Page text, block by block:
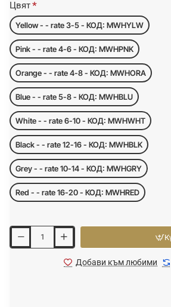
Цвят
Yellow - - rate 3-5 - КОД: MWHYLW
Pink - - rate 4-6 - КОД: MWHPNK
Orange - - rate 4-8 - КОД: MWHORA
Blue - - rate 5-8 - КОД: MWHBLU
White - - rate 6-10 - КОД: MWHWHT
Black - - rate 12-16 - КОД: MWHBLK
Grey - - rate 10-14 - КОД: MWHGRY
Red - - rate 16-20 - КОД: MWHRED
Добави към любими